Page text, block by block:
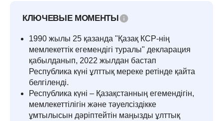
КЛЮЧЕВЫЕ МОМЕНТЫ
1990 жылы 25 қазанда "Қазақ КСР-нің
мемлекеттік егемендігі туралы" декларация
қабылданып, 2022 жылдан бастап
Республика күні ұлттық мереке ретінде қайта
белгіленді.
Республика күні – Қазақстанның егемендігін,
мемлекеттілігін және тәуелсіздікке
ұмтылысын дәріптейтін маңызды ұлттық